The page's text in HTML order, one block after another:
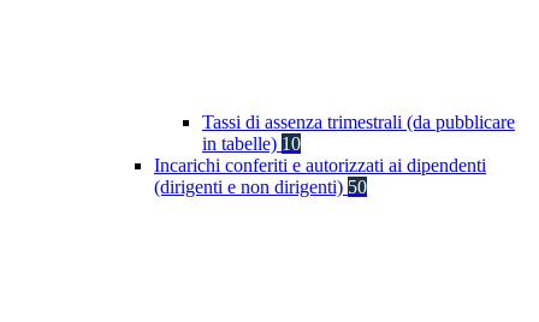
Tassi di assenza trimestrali (da pubblicare
in tabelle) 10
Incarichi conferiti e autorizzati ai dipendenti
(dirigenti e non dirigenti) 50